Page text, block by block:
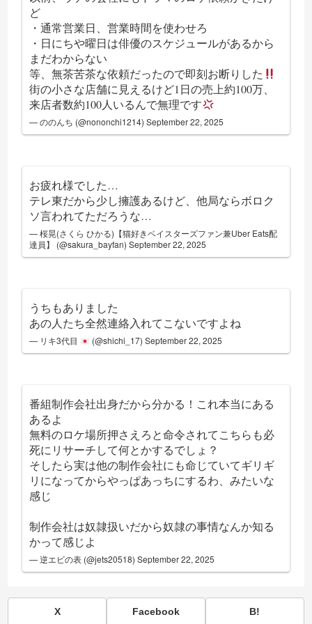
ど
・通常営業日、営業時間を使わせろ
・日にちや曜日は俳優のスケジュールがあるから
まだわからない
等、無茶苦茶な依頼だったので即刻お断りした
街の小さな店舗に見えるけど1日の売上約100万、
来店者数約100人いるんで無理です
— ののんち (@nononchi1214)September 22, 2025
お疲れ様でした…
テレ東だから少し擁護あるけど、他局ならボロク
ソ言われてただろうな…
— 桜晃(さくら ひかる)【猫好きベイスターズファン兼Uber Eats配
達員】 (@sakura_bayfan)September 22, 2025
うちもありました
あの人たち全然連絡入れてこないですよね
— リキ3代目 (@shichi_17) September 22, 2025
番組制作会社出身だから分かる！これ本当にある
あるよ
無料のロケ場所押さえろと命令されてこちらも必
死にリサーチして何とかするでしょ？
そしたら実は他の制作会社にも命じていてギリギ
リになってからやっぱあっちにするわ、みたいな
感じ
制作会社は奴隷扱いだから奴隷の事情なんか知る
かって感じよ
— 逆エビの表 (@jets20518)September 22, 2025
X Facebook B!